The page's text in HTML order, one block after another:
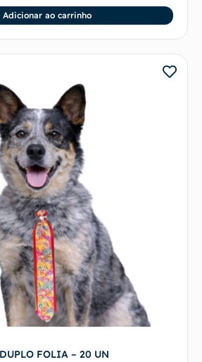
Adicionar ao carrinho
FOLIA – 20 UN